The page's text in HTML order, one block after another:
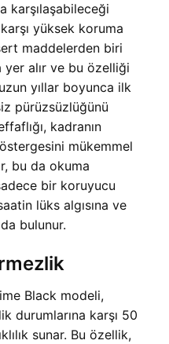
karşılaşabileceği
yüksek koruma
maddelerden biri
yer alır ve bu özelliği
yıllar boyunca ilk
pürüzsüzlüğünü
kadranın
mükemmel
bu da okuma
bir koruyucu
lüks algısına ve
bulunur.
Black modeli,
durumlarına karşı 50
sunar. Bu özellik,